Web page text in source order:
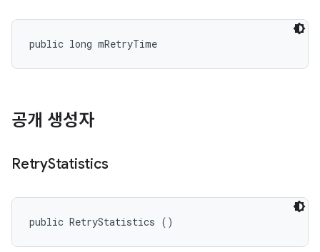
public long mRetryTime
공개 생성자
RetryStatistics
public RetryStatistics ()